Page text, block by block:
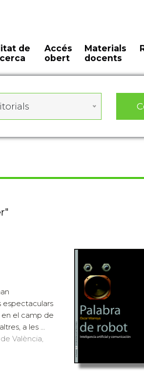
de
Accés
obert
Materials
docents
espectaculars
en el camp de
a les ...
València,